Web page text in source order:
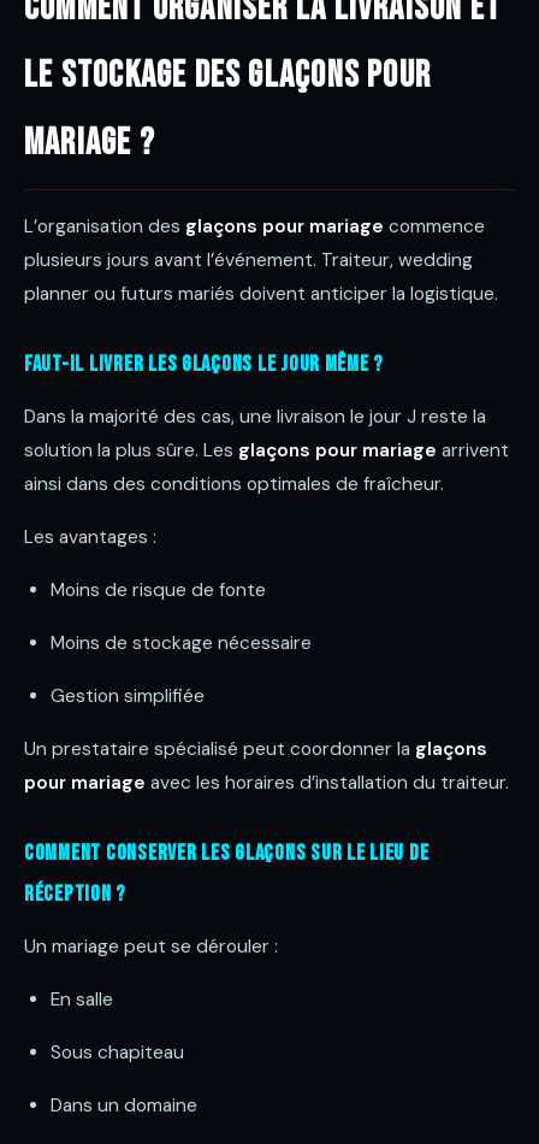
le stockage des glaçons pour
mariage ?
L’organisation des glaçons pour mariage commence
plusieurs jours avant l’événement. Traiteur, wedding
planner ou futurs mariés doivent anticiper la logistique.
Faut-il livrer les glaçons le jour même ?
Dans la majorité des cas, une livraison le jour J reste la
solution la plus sûre. Les glaçons pour mariage arrivent
ainsi dans des conditions optimales de fraîcheur.
Les avantages :
Moins de risque de fonte
Moins de stockage nécessaire
Gestion simplifiée
Un prestataire spécialisé peut coordonner la glaçons
pour mariage avec les horaires d’installation du traiteur.
Comment conserver les glaçons sur le lieu de
réception ?
Un mariage peut se dérouler :
En salle
Sous chapiteau
Dans un domaine